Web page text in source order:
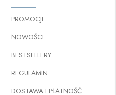
PROMOCJE
NOWOŚCI
BESTSELLERY
REGULAMIN
DOSTAWA I PŁATNOŚĆ